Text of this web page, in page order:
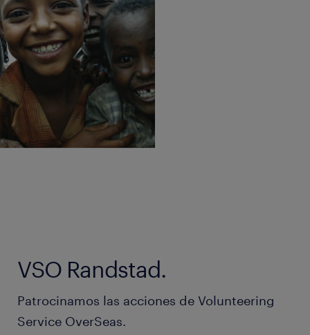
VSO Randstad.
Patrocinamos las acciones de Volunteering
Service OverSeas.